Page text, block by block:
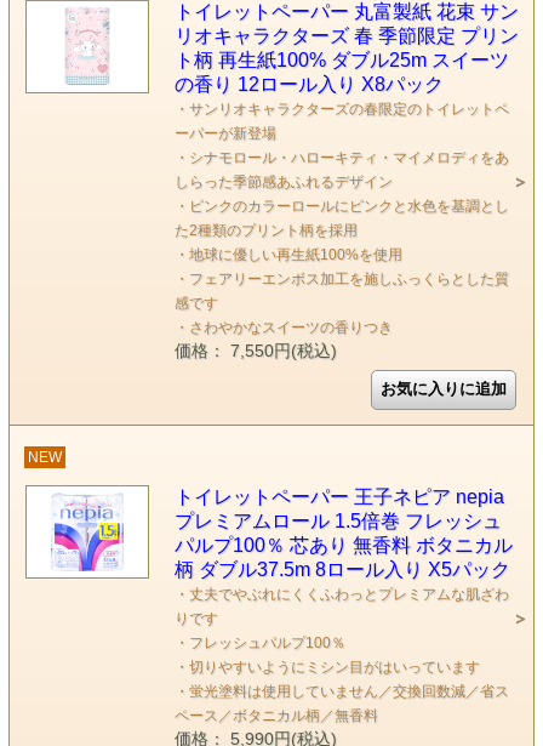
トイレットペーパー 丸富製紙 花束 サン
リオキャラクターズ 春 季節限定 プリン
ト柄 再生紙100% ダブル25m スイーツ
の香り 12ロール入り X8パック
・サンリオキャラクターズの春限定のトイレットペ
ーパーが新登場
・シナモロール・ハローキティ・マイメロディをあ
しらった季節感あふれるデザイン
・ピンクのカラーロールにピンクと水色を基調とし
た2種類のプリント柄を採用
・地球に優しい再生紙100%を使用
・フェアリーエンボス加工を施しふっくらとした質
感です
・さわやかなスイーツの香りつき
価格： 7,550円(税込)
NEW
トイレットペーパー 王子ネピア nepia
プレミアムロール 1.5倍巻 フレッシュ
パルプ100％ 芯あり 無香料 ボタニカル
柄 ダブル37.5m 8ロール入り X5パック
・丈夫でやぶれにくくふわっとプレミアムな肌ざわ
りです
・フレッシュパルプ100％
・切りやすいようにミシン目がはいっています
・蛍光塗料は使用していません／交換回数減／省ス
ペース／ボタニカル柄／無香料
価格： 5,990円(税込)